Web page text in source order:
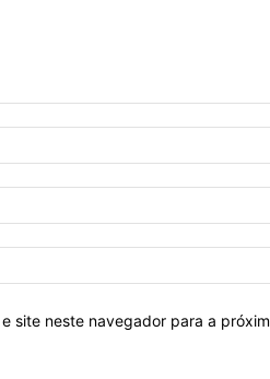
site neste navegador para a